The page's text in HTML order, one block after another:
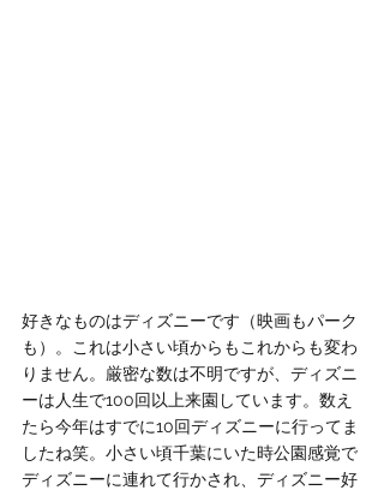
好きなものはディズニーです（映画もパーク
も）。これは小さい頃からもこれからも変わ
りません。厳密な数は不明ですが、ディズニ
ーは人生で100回以上来園しています。数え
たら今年はすでに10回ディズニーに行ってま
したね笑。小さい頃千葉にいた時公園感覚で
ディズニーに連れて行かされ、ディズニー好